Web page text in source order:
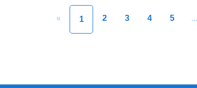
« 1 2 3 4 5 ...